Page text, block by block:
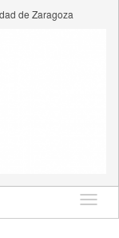
de Zaragoza
Idioma